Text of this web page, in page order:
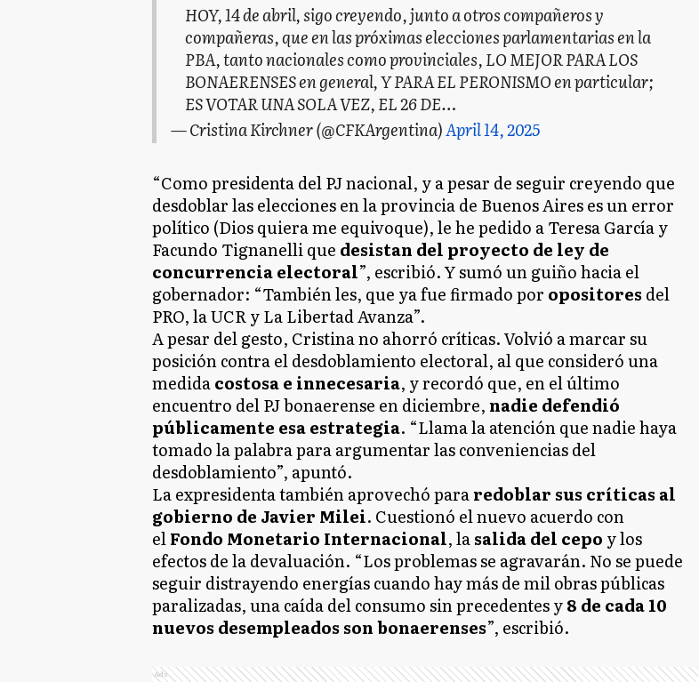
HOY, 14 de abril, sigo creyendo, junto a otros compañeros y
compañeras, que en las próximas elecciones parlamentarias en la
PBA, tanto nacionales como provinciales, LO MEJOR PARA LOS
BONAERENSES en general, Y PARA EL PERONISMO en particular;
ES VOTAR UNA SOLA VEZ, EL 26 DE…
— Cristina Kirchner (@CFKArgentina)April 14, 2025
“Como presidenta del PJ nacional, y a pesar de seguir creyendo que
desdoblar las elecciones en la provincia de Buenos Aires es un error
político (Dios quiera me equivoque), le he pedido a Teresa García y
Facundo Tignanelli que desistan del proyecto de ley de
concurrencia electoral”, escribió. Y sumó un guiño hacia el
gobernador: “También les, que ya fue firmado por opositoresdel
PRO, la UCR y La Libertad Avanza”.
A pesar del gesto, Cristina no ahorró críticas. Volvió a marcar su
posición contra el desdoblamiento electoral, al que consideró una
medidacostosa e innecesaria, y recordó que, en el último
encuentro del PJ bonaerense en diciembre, nadie defendió
públicamente esa estrategia. “Llama la atención que nadie haya
tomado la palabra para argumentar las conveniencias del
desdoblamiento”, apuntó.
La expresidenta también aprovechó pararedoblar sus críticas al
gobierno de Javier Milei. Cuestionó el nuevo acuerdo con
elFondo Monetario Internacional, lasalida del cepo y los
efectos de la devaluación. “Los problemas se agravarán. No se puede
seguir distrayendo energías cuando hay más de mil obras públicas
paralizadas, una caída del consumo sin precedentes y8 de cada 10
nuevos desempleados son bonaerenses”, escribió.
Ads